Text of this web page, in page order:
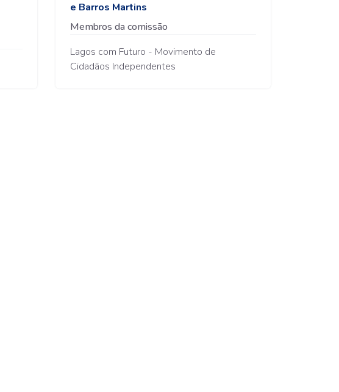
e Barros Martins
Membros da comissão
Lagos com Futuro - Movimento de
Cidadãos Independentes